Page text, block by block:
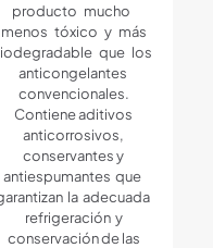
producto mucho
menos tóxico y más
que los
anticongelantes
convencionales.
Contiene aditivos
anticorrosivos,
conservantes y
antiespumantes que
la adecuada
refrigeración y
conservación de las